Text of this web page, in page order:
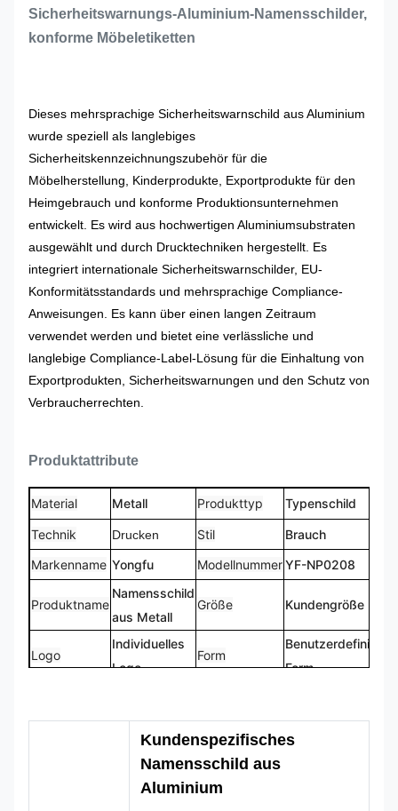
Sicherheitswarnungs-Aluminium-Namensschilder,
konforme Möbeletiketten
Dieses mehrsprachige Sicherheitswarnschild aus Aluminium
wurde speziell als langlebiges
Sicherheitskennzeichnungszubehör für die
Möbelherstellung, Kinderprodukte, Exportprodukte für den
Heimgebrauch und konforme Produktionsunternehmen
entwickelt. Es wird aus hochwertigen Aluminiumsubstraten
ausgewählt und durch Drucktechniken hergestellt. Es
integriert internationale Sicherheitswarnschilder, EU-
Konformitätsstandards und mehrsprachige Compliance-
Anweisungen. Es kann über einen langen Zeitraum
verwendet werden und bietet eine verlässliche und
langlebige Compliance-Label-Lösung für die Einhaltung von
Exportprodukten, Sicherheitswarnungen und den Schutz von
Verbraucherrechten.
Produktattribute
Material Metall Produkttyp Typenschild
Technik Drucken Stil
Brauch
Markenname Yongfu ModellnummerYF-NP0208
Produktname
Namensschild
aus Metall
Größe Kundengröße
Logo
Individuelles
Logo
Form
Benutzerdefinierte
Form
Farbe
Pantone, RAL Design
Kundenspezifisches
Namensschild aus
Aluminium